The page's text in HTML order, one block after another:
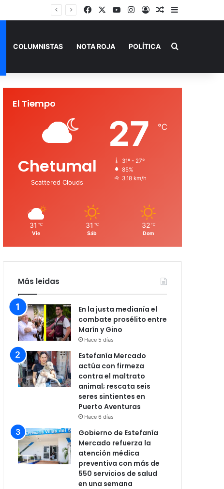
FacebookYouTubeInstagram
AccesoPublicación al
Barra lateral
COLUMNISTAS NOTA ROJA POLÍTICA Buscar por
El Tiempo
Chetumal
Scattered Clouds
27 ℃
31º - 27º
85%
3.18 km/h
31 ℃
Vie
31 ℃
Sáb
32 ℃
Dom
Más leidas
En la justa medianía el
combate prosélito entre
Marín y Gino
Hace 5 días
Estefanía Mercado
actúa con firmeza
contra el maltrato
animal; rescata seis
seres sintientes en
Puerto Aventuras
Hace 6 días
Gobierno de Estefanía
Mercado refuerza la
atención médica
preventiva con más de
550 servicios de salud
en una semana